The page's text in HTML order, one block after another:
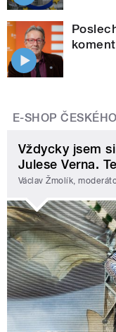
E-SHOP
Vždycky jsem
Julese Verna.
Václav Žmolík,